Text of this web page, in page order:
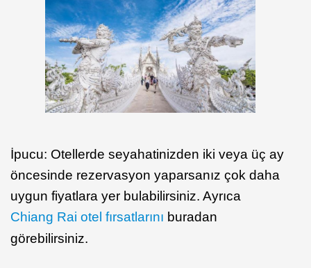
İpucu: Otellerde seyahatinizden iki veya üç ay
öncesinde rezervasyon yaparsanız çok daha
uygun fiyatlara yer bulabilirsiniz. Ayrıca
Chiang Rai otel fırsatlarını buradan
görebilirsiniz.